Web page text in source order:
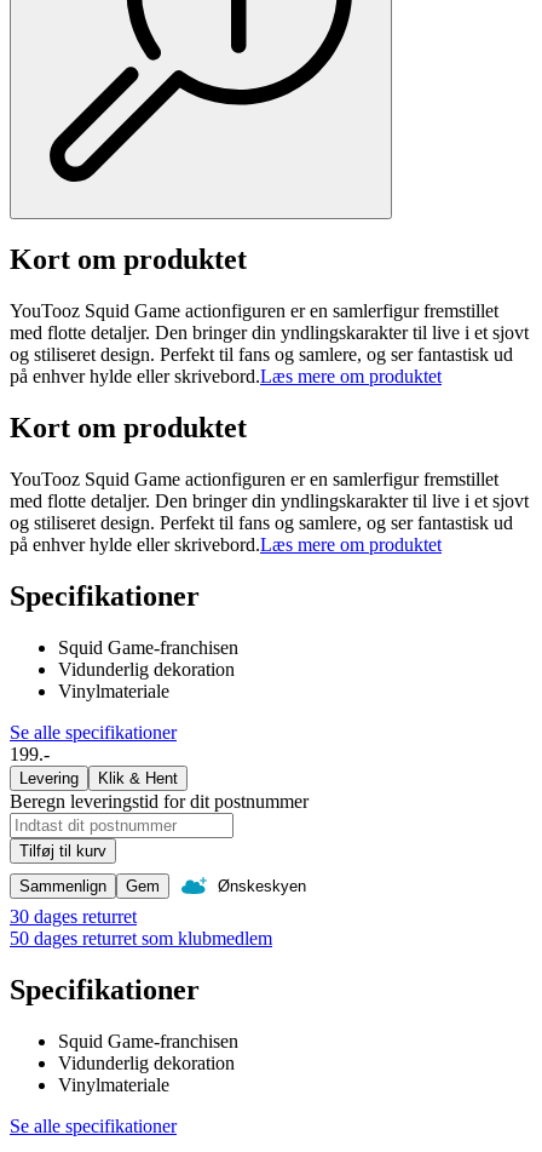
Kort om produktet
YouTooz Squid Game actionfiguren er en samlerfigur fremstillet
med flotte detaljer. Den bringer din yndlingskarakter til live i et sjovt
og stiliseret design. Perfekt til fans og samlere, og ser fantastisk ud
på enhver hylde eller skrivebord.Læs mere om produktet
Kort om produktet
YouTooz Squid Game actionfiguren er en samlerfigur fremstillet
med flotte detaljer. Den bringer din yndlingskarakter til live i et sjovt
og stiliseret design. Perfekt til fans og samlere, og ser fantastisk ud
på enhver hylde eller skrivebord.Læs mere om produktet
Specifikationer
Squid Game-franchisen
Vidunderlig dekoration
Vinylmateriale
Se alle specifikationer
199.-
Levering Klik & Hent
Beregn leveringstid for dit postnummer
Tilføj til kurv
Sammenlign
Gem Ønskeskyen
30 dages returret
50 dages returret som klubmedlem
Specifikationer
Squid Game-franchisen
Vidunderlig dekoration
Vinylmateriale
Se alle specifikationer